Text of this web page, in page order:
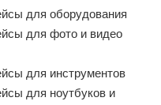
для оборудования
для фото и видео
для инструментов
для ноутбуков и